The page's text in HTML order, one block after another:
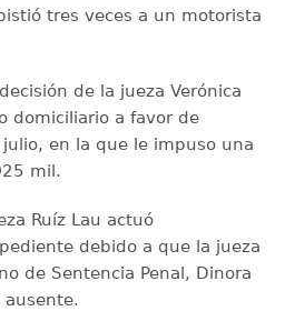
tres veces a un motorista
de la jueza Verónica
domiciliario a favor de
en la que le impuso una
mil.
Ruíz Lau actuó
debido a que la jueza
de Sentencia Penal, Dinora
ausente.